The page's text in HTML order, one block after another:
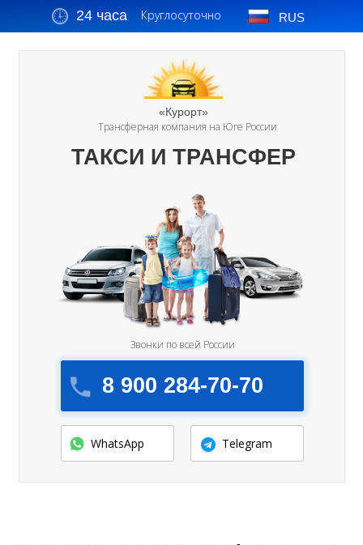
24 часа Круглосуточно RUS
«Курорт»
Трансферная компания на Юге России
8 900 284-70-70
Звонки по всей России
ТАКСИ И ТРАНСФЕР
WhatsApp Telegram